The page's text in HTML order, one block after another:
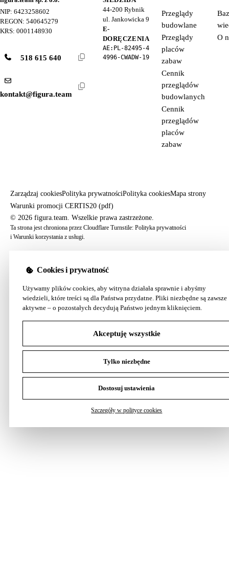
NIP: 6423258602
REGON: 540645279
KRS: 0001148930
518 615 640
kontakt@figura.team
44-200 Rybnik
ul. Jankowicka 9
E-
DORĘCZENIA
AE:PL-82495-4
4996-CWADW-19
Przeglądy
budowlane
Przeglądy
placów
zabaw
Cennik
przeglądów
budowlanych
Cennik
przeglądów
placów
zabaw
O
Zarządzaj cookiesPolityka prywatnościPolityka cookiesMapa strony
Warunki promocji CERTIS20 (pdf)
© 2026 figura.team. Wszelkie prawa zastrzeżone.
Ta strona jest chroniona przez Cloudflare Turnstile: Polityka prywatności
i Warunki korzystania z usługi.
Cookies i prywatność
Używamy plików cookies, aby witryna działała sprawnie i abyśmy
wiedzieli, które treści są dla Państwa przydatne. Pliki niezbędne są zawsze
aktywne – o pozostałych decydują Państwo jednym kliknięciem.
Akceptuję wszystkie
Tylko niezbędne
Dostosuj ustawienia
Szczegóły w polityce cookies